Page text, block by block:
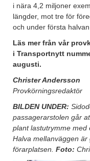
i nära 4,2 miljoner
längder, mot tre för
och under första
Läs mer från vår
i Transportnytt
augusti.
Christer Andersson
Provkörningsredaktör
BILDEN UNDER:
passagerarstolen går
plant lastutrymme med
Halva mellanväggen
förarplatsen. Foto: